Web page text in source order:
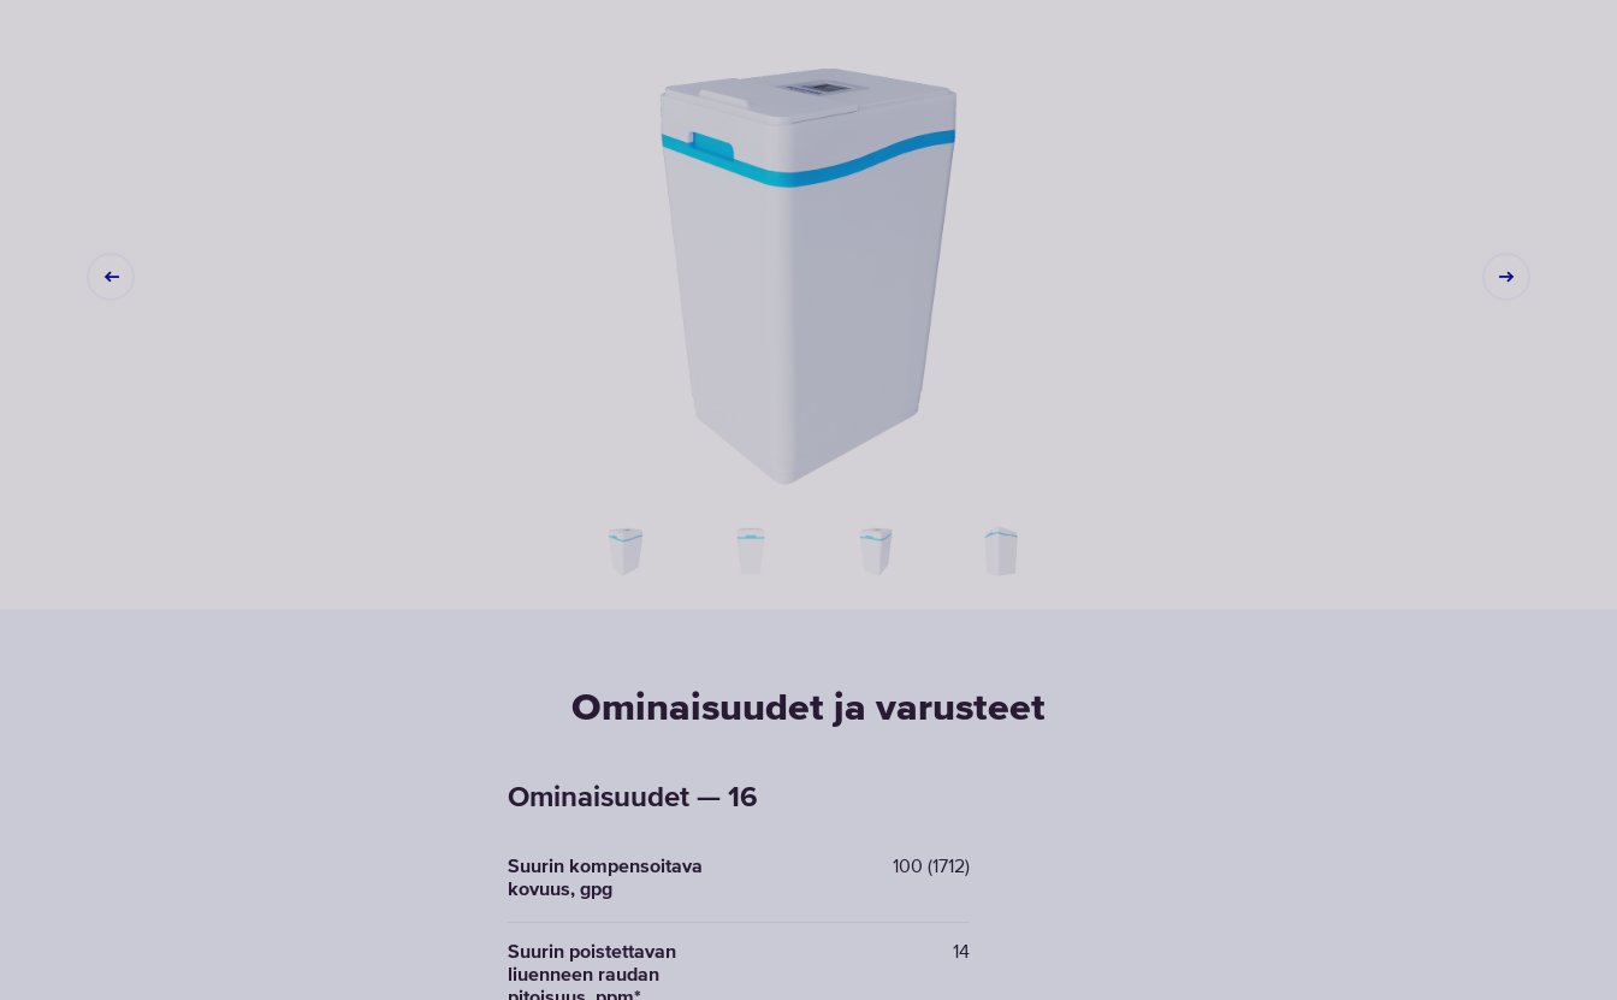
Ominaisuudet ja varusteet
Ominaisuudet — 16
Suurin kompensoitava
kovuus, gpg
100 (1712)
Suurin poistettavan
liuenneen raudan
14